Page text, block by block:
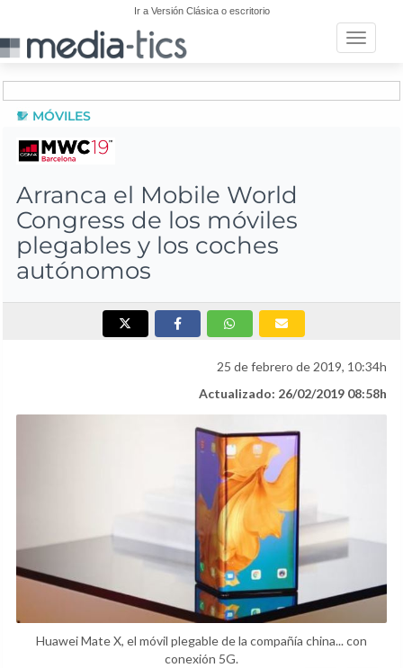
Ir a Versión Clásica o escritorio
Toggle
MÓVILES
Arranca el Mobile World
Congress de los móviles
plegables y los coches
autónomos
25 de febrero de 2019, 10:34h
Actualizado: 26/02/2019 08:58h
Huawei Mate X, el móvil plegable de la compañía china... con
conexión 5G.